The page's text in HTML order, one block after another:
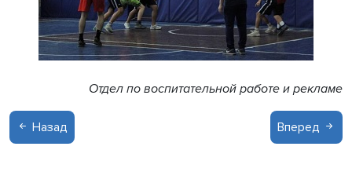
Отдел по воспитательной работе и рекламе
Назад Вперед